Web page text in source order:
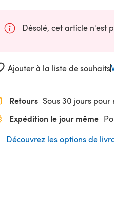
Désolé, cet article n'est
Ajouter à la liste de souhaits
Retours Sous 30 jours
Expédition le jour même
Découvrez les options de